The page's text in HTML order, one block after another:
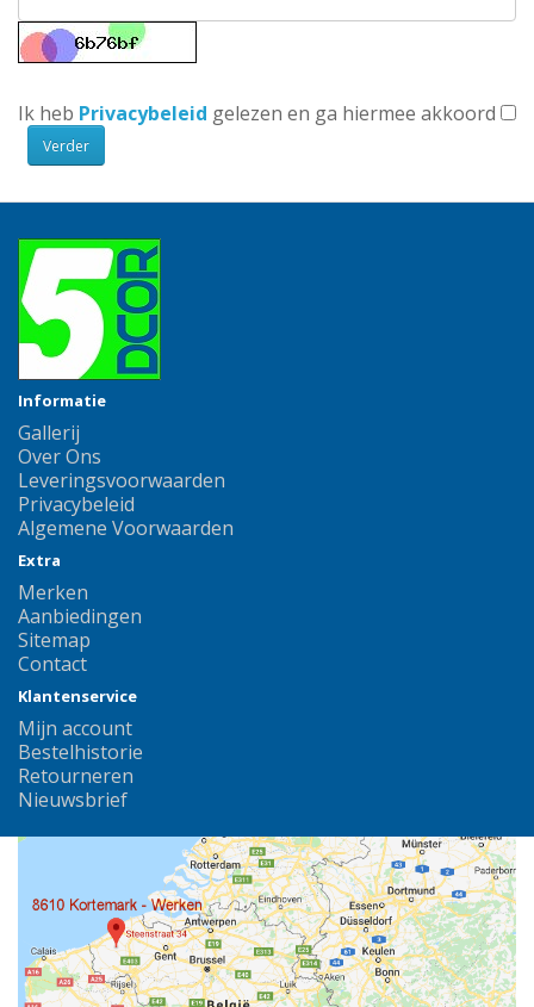
Ik heb Privacybeleid gelezen en ga hiermee akkoord
Informatie
Gallerij
Over Ons
Leveringsvoorwaarden
Privacybeleid
Algemene Voorwaarden
Extra
Merken
Aanbiedingen
Sitemap
Contact
Klantenservice
Mijn account
Bestelhistorie
Retourneren
Nieuwsbrief